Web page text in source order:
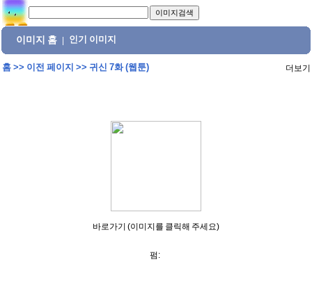
이미지 홈 인기 이미지
홈>> 이전 페이지 >> 귀신 7화 (웹툰) 더보기
바로가기 (이미지를 클릭해 주세요)
펌: